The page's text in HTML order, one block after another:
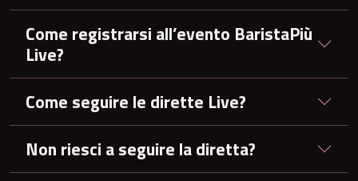
Come registrarsi all’evento BaristaPiù
Live?
Come seguire le dirette Live?
Non riesci a seguire la diretta?